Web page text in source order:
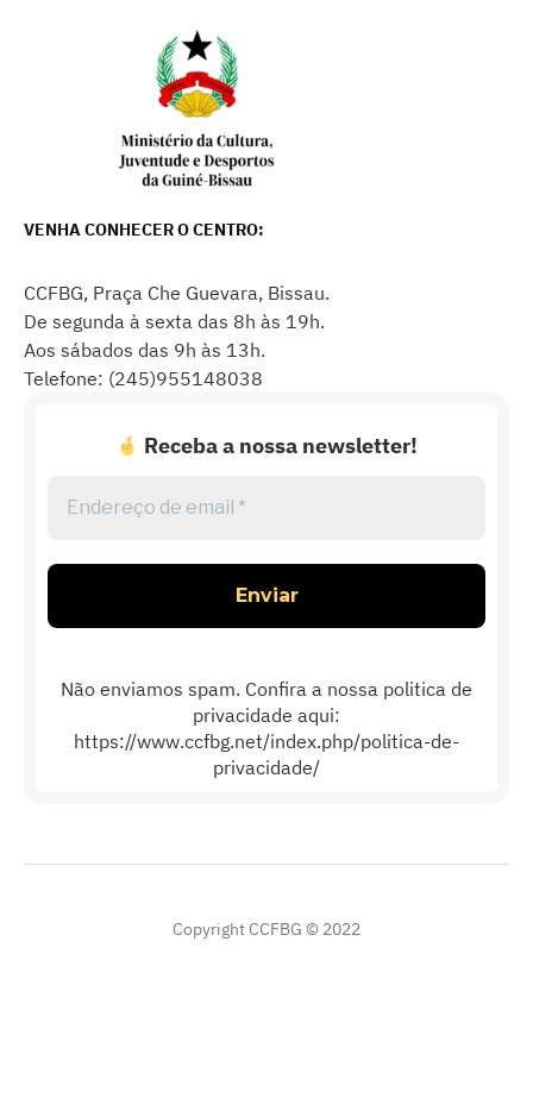
VENHA CONHECER O CENTRO:
CCFBG, Praça Che Guevara, Bissau.
De segunda à sexta das 8h às 19h.
Aos sábados das 9h às 13h.
Telefone: (245)955148038
Receba a nossa newsletter!
de
*
Não enviamos spam. Confira a nossa politica de
privacidade aqui:
https://www.ccfbg.net/index.php/politica-de-
privacidade/
Copyright CCFBG © 2022